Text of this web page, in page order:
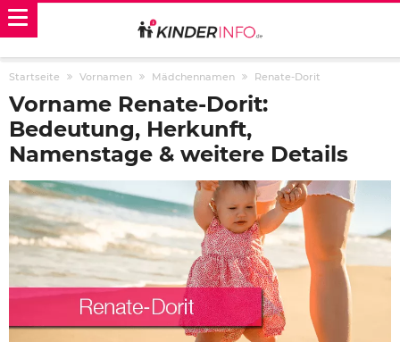
Startseite Vornamen Mädchennamen Renate-Dorit
Vorname Renate-Dorit:
Bedeutung, Herkunft,
Namenstage & weitere Details